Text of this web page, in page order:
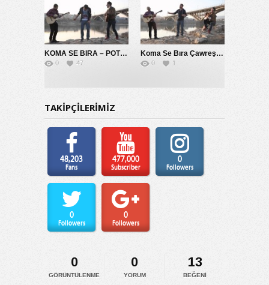
KOMA SE BIRA – POTPORİ 2014
0 47
Koma Se Bıra Çawreşamın
0 1
TAKİPÇİLERİMİZ
48,203
Fans
477,000
Subscriber
0
Followers
0
Followers
0
Followers
0
GÖRÜNTÜLENME
0
YORUM
13
BEĞENI